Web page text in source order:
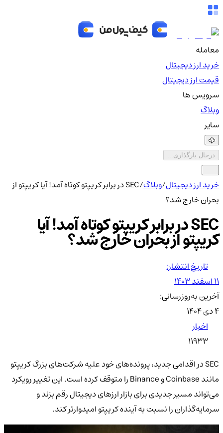
معامله
خرید ارز دیجیتال
قیمت ارز دیجیتال
سرویس ها
وبلاگ
سایر
درحال بارگذاری...
خرید ارز دیجیتال/وبلاگ/
SEC در برابر کریپتو کوتاه آمد! آیا کریپتو از
بحران خارج شد؟
SEC در برابر کریپتو کوتاه آمد! آیا
کریپتو از بحران خارج شد؟
تاریخ انتشار:
۱۱ اسفند ۱۴۰۳
آخرین به‌روزرسانی:
۴ دی ۱۴۰۴
اخبار
11933
SEC در اقدامی جدید، پرونده‌های خود علیه شرکت‌های بزرگ کریپتو
مانند Coinbase و Binance را متوقف کرده است. این تغییر رویکرد
می‌تواند مسیر جدیدی برای بازار ارزهای دیجیتال رقم بزند و
سرمایه‌گذاران را نسبت به آینده کریپتو امیدوارتر کند.